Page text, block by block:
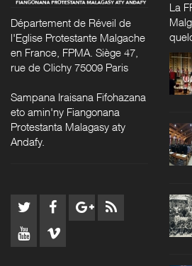
Département de Réveil de
l'Eglise Protestante Malgache
en France, FPMA. Siège 47,
rue de Clichy 75009 Paris
Sampana Iraisana Fifohazana
eto amin'ny Fiangonana
Protestanta Malagasy aty
Andafy.
La